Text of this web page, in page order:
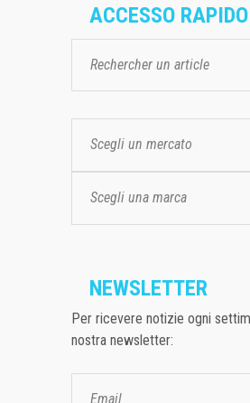
ACCESSO RAPIDO
Scegli un mercato
Scegli una marca
NEWSLETTER
Per ricevere notizie ogni
nostra newsletter: